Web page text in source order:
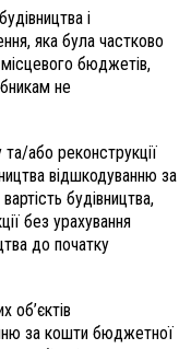
і
яка була частково
бюджетів,
не
та/або реконструкції
відшкодуванню за
будівництва,
без урахування
до початку
об’єктів
за кошти бюджетної